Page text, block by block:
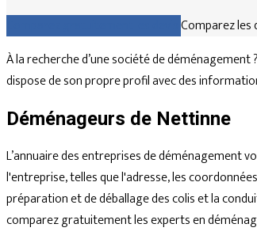
Comparez les
À la recherche d’une société de
dispose de son propre profil avec des
Déménageurs de Nettinne
L’annuaire des entreprises de
l'entreprise, telles que l'adresse, les
préparation et de déballage des colis et la
comparez gratuitement les experts en